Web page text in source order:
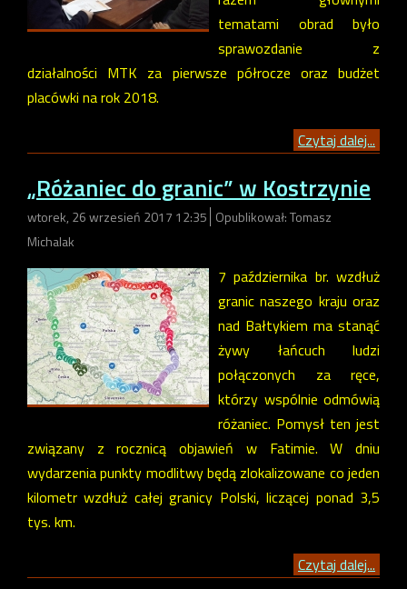
tematami obrad było
sprawozdanie z
działalności MTK za pierwsze półrocze oraz budżet
placówki na rok 2018.
Czytaj dalej...
„Różaniec do granic” w Kostrzynie
wtorek, 26 wrzesień 2017 12:35 Opublikował: Tomasz
Michalak
7 października br. wzdłuż
granic naszego kraju oraz
nad Bałtykiem ma stanąć
żywy łańcuch ludzi
połączonych za ręce,
którzy wspólnie odmówią
różaniec. Pomysł ten jest
związany z rocznicą objawień w Fatimie. W dniu
wydarzenia punkty modlitwy będą zlokalizowane co jeden
kilometr wzdłuż całej granicy Polski, liczącej ponad 3,5
tys. km.
Czytaj dalej...